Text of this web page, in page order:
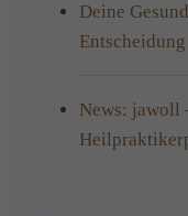
Deine
Entscheidung
News: jawoll